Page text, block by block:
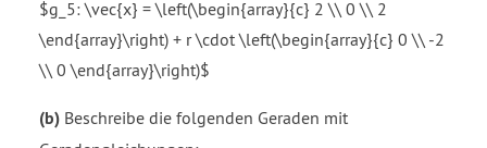
$g_5: \vec{x} = \left(\begin{array}{c} 2 \\ 0 \\ 2
\end{array}\right) + r \cdot \left(\begin{array}{c} 0 \\ -2
\\ 0 \end{array}\right)$
(b) Beschreibe die folgenden Geraden mit